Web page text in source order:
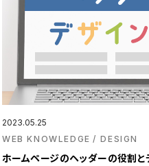
2023.05.25
WEB KNOWLEDGE
DESIGN
ホームページのヘッダーの役割と